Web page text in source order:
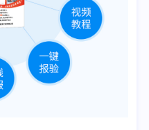
2012
GB50208-2011
范》GB50209-2010
质量验收规范》GB50242-
范》GB50411-2019